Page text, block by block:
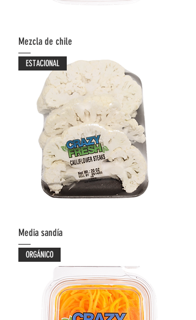
Mezcla de chile
ESTACIONAL
Media sandía
ORGÁNICO